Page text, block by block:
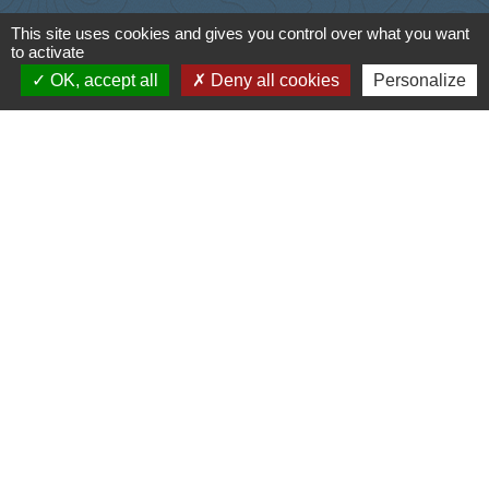
Contacts
Commune de Saint-Ouen-d'Aunis
61 rue Marie Louise Cardin
This site uses cookies and gives you control over what you want
to activate
OK, accept all
Deny all cookies Personalize